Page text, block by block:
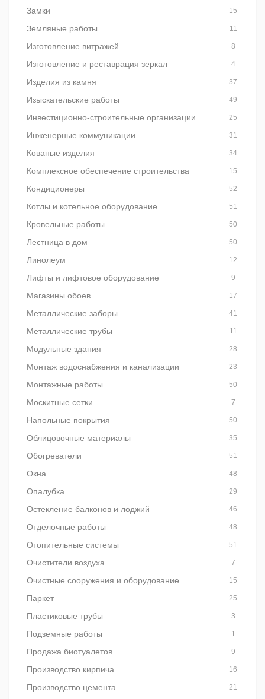
Замки 15
Земляные работы 11
Изготовление витражей 8
Изготовление и реставрация зеркал 4
Изделия из камня 37
Изыскательские работы 49
Инвестиционно-строительные организации 25
Инженерные коммуникации 31
Кованые изделия 34
Комплексное обеспечение строительства 15
Кондиционеры 52
Котлы и котельное оборудование 51
Кровельные работы 50
Лестница в дом 50
Линолеум 12
Лифты и лифтовое оборудование 9
Магазины обоев 17
Металлические заборы 41
Металлические трубы 11
Модульные здания 28
Монтаж водоснабжения и канализации 23
Монтажные работы 50
Москитные сетки 7
Напольные покрытия 50
Облицовочные материалы 35
Обогреватели 51
Окна 48
Опалубка 29
Остекление балконов и лоджий 46
Отделочные работы 48
Отопительные системы 51
Очистители воздуха 7
Очистные сооружения и оборудование 15
Паркет 25
Пластиковые трубы 3
Подземные работы 1
Продажа биотуалетов 9
Производство кирпича 16
Производство цемента 21